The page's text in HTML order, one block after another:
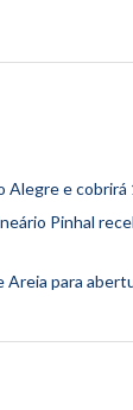
Alegre e cobrirá
Pinhal
para